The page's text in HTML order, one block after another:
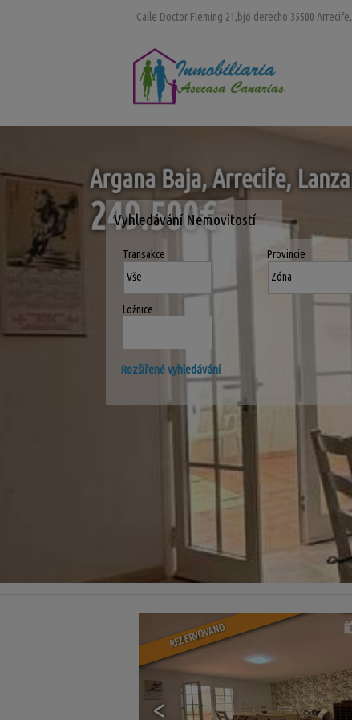
Calle Doctor Fleming 21,bjo derecho 35500
Argana Baja, Arrecife,
249.500€
Vyhledávání Nemovitostí
Transakce Provincie
Ložnice
Rozšířené vyhledávání
REZERVOVANO
<